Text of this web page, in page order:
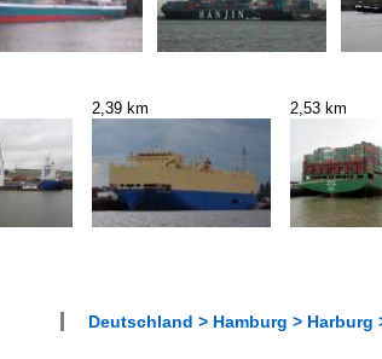
2,39 km 2,53 km
Deutschland > Hamburg > Harburg